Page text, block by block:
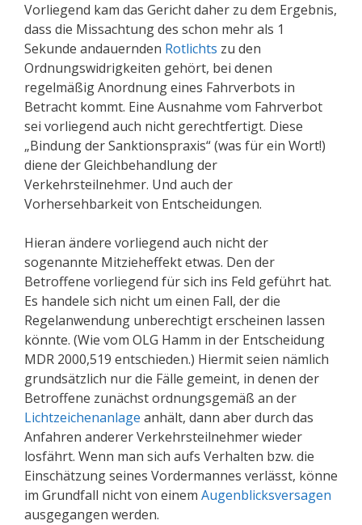
Vorliegend kam das Gericht daher zu dem Ergebnis,
dass die Missachtung des schon mehr als 1
Sekunde andauernden Rotlichts zu den
Ordnungswidrigkeiten gehört, bei denen
regelmäßig Anordnung eines Fahrverbots in
Betracht kommt. Eine Ausnahme vom Fahrverbot
sei vorliegend auch nicht gerechtfertigt. Diese
„Bindung der Sanktionspraxis“ (was für ein Wort!)
diene der Gleichbehandlung der
Verkehrsteilnehmer. Und auch der
Vorhersehbarkeit von Entscheidungen.
Hieran ändere vorliegend auch nicht der
sogenannte Mitzieheffekt etwas. Den der
Betroffene vorliegend für sich ins Feld geführt hat.
Es handele sich nicht um einen Fall, der die
Regelanwendung unberechtigt erscheinen lassen
könnte. (Wie vom OLG Hamm in der Entscheidung
MDR 2000,519 entschieden.) Hiermit seien nämlich
grundsätzlich nur die Fälle gemeint, in denen der
Betroffene zunächst ordnungsgemäß an der
Lichtzeichenanlage anhält, dann aber durch das
Anfahren anderer Verkehrsteilnehmer wieder
losfährt. Wenn man sich aufs Verhalten bzw. die
Einschätzung seines Vordermannes verlässt, könne
im Grundfall nicht von einem Augenblicksversagen
ausgegangen werden.